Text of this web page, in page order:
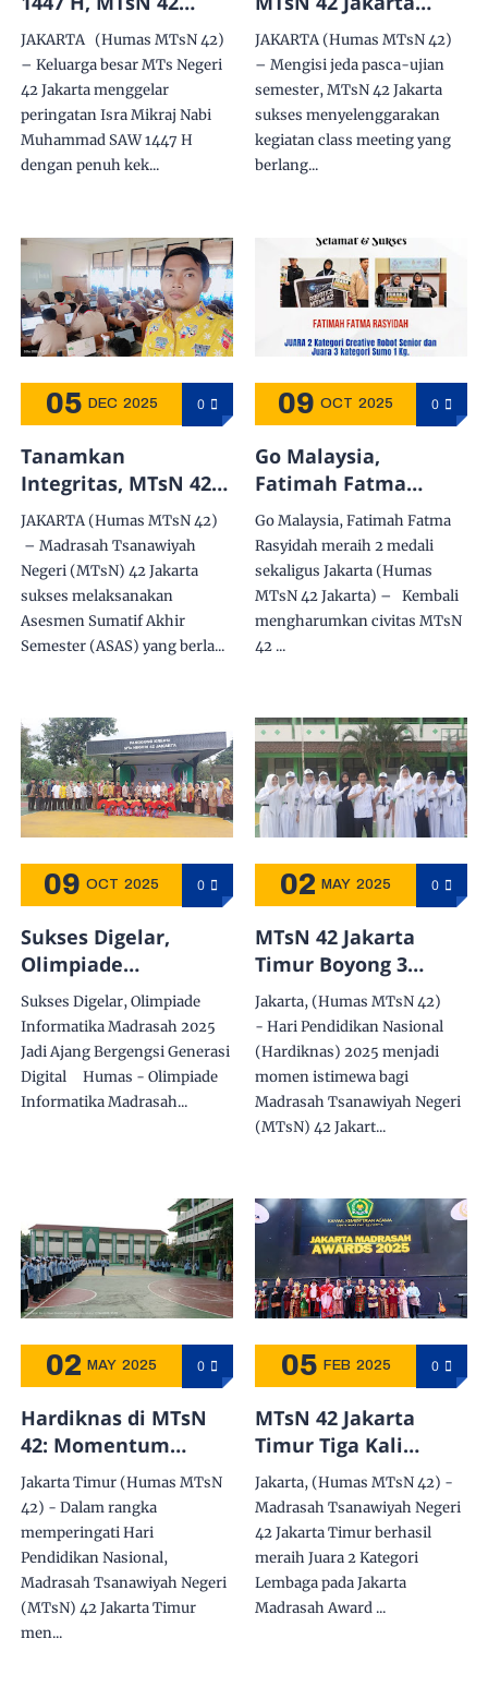
Jakarta Perkuat Nilai
Religi melalui
Tausiyah
JAKARTA (Humas MTsN 42)
– Keluarga besar MTs Negeri
42 Jakarta menggelar
peringatan Isra Mikraj Nabi
Muhammad SAW 1447 H
dengan penuh kek...
Gelar Class Meeting
Beragam Cabang
Lomba
JAKARTA (Humas MTsN 42)
– Mengisi jeda pasca-ujian
semester, MTsN 42 Jakarta
sukses menyelenggarakan
kegiatan class meeting yang
berlang...
05 DEC 2025 0
Tanamkan
Integritas, MTsN 42
Jakarta Gelar
Asesmen Sumatif
Akhir Semester 2025
JAKARTA (Humas MTsN 42)
– Madrasah Tsanawiyah
Negeri (MTsN) 42 Jakarta
sukses melaksanakan
Asesmen Sumatif Akhir
Semester (ASAS) yang berla...
09 OCT 2025 0
Go Malaysia,
Fatimah Fatma
Rasyidah meraih 2
medali sekaligus
Go Malaysia, Fatimah Fatma
Rasyidah meraih 2 medali
sekaligus Jakarta (Humas
MTsN 42 Jakarta) – Kembali
mengharumkan civitas MTsN
42 ...
09 OCT 2025 0
Sukses Digelar,
Olimpiade
Informatika
Madrasah 2025 Jadi
Ajang Bergengsi
Generasi Digital
Sukses Digelar, Olimpiade
Informatika Madrasah 2025
Jadi Ajang Bergengsi Generasi
Digital Humas - Olimpiade
Informatika Madrasah...
02 MAY 2025 0
MTsN 42 Jakarta
Timur Boyong 3
Medali Emas di Ajang
Internasional
Jakarta, (Humas MTsN 42)
- Hari Pendidikan Nasional
(Hardiknas) 2025 menjadi
momen istimewa bagi
Madrasah Tsanawiyah Negeri
(MTsN) 42 Jakart...
02 MAY 2025 0
Hardiknas di MTsN
42: Momentum
Refleksi dan Aksi
untuk Pendidikan
yang Lebih Baik
Jakarta Timur (Humas MTsN
42) - Dalam rangka
memperingati Hari
Pendidikan Nasional,
Madrasah Tsanawiyah Negeri
(MTsN) 42 Jakarta Timur
men...
05 FEB 2025 0
MTsN 42 Jakarta
Timur Tiga Kali
Berturut-Turut Raih
Penghargaan JMA
Bidang Lembaga
Jakarta, (Humas MTsN 42) -
Madrasah Tsanawiyah Negeri
42 Jakarta Timur berhasil
meraih Juara 2 Kategori
Lembaga pada Jakarta
Madrasah Award ...